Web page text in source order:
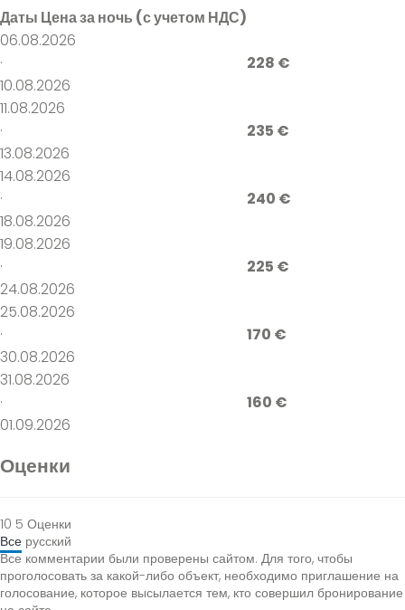
Даты Цена за ночь (с учетом НДС)
06.08.2026
·
10.08.2026
228 €
11.08.2026
·
13.08.2026
235 €
14.08.2026
·
18.08.2026
240 €
19.08.2026
·
24.08.2026
225 €
25.08.2026
·
30.08.2026
170 €
31.08.2026
·
01.09.2026
160 €
Оценки
10 5 Оценки
Все русский
Все комментарии были проверены сайтом. Для того, чтобы
проголосовать за какой-либо объект, необходимо приглашение на
голосование, которое высылается тем, кто совершил бронирование